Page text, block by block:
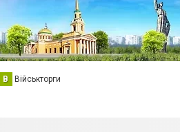
В Військторги